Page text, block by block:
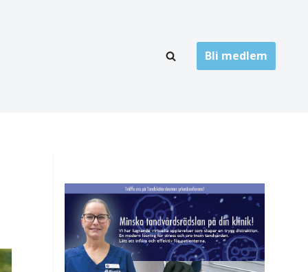
Högskolor
Landsting
Övrigt
Bli medlem